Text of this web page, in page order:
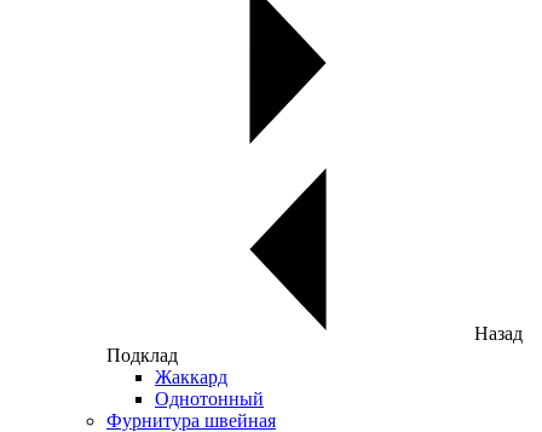
Назад
Подклад
Жаккард
Однотонный
Фурнитура швейная